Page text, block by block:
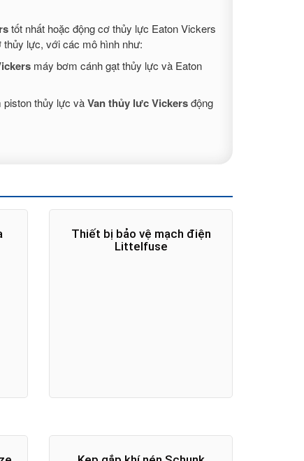
tốt nhất hoặc động cơ thủy lực Eaton Vickers
lực, với các mô hình như:
máy bơm cánh gạt thủy lực và Eaton
thủy lực vàVan thủy lưc Vickersđộng
Thiết bị bảo vệ mạch điện
Littelfuse